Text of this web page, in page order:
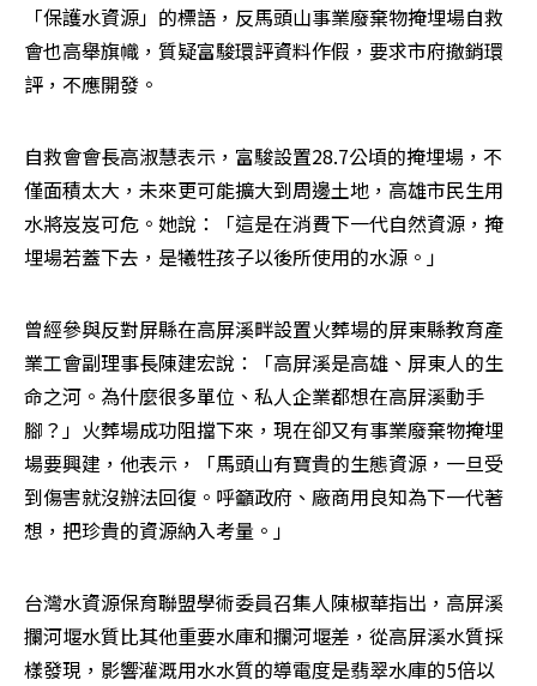
「保護水資源」的標語，反馬頭山事業廢棄物掩埋場自救
會也高舉旗幟，質疑富駿環評資料作假，要求市府撤銷環
評，不應開發。
自救會會長高淑慧表示，富駿設置28.7公頃的掩埋場，不
僅面積太大，未來更可能擴大到周邊土地，高雄市民生用
水將岌岌可危。她說：「這是在消費下一代自然資源，掩
埋場若蓋下去，是犧牲孩子以後所使用的水源。」
曾經參與反對屏縣在高屏溪畔設置火葬場的屏東縣教育產
業工會副理事長陳建宏說：「高屏溪是高雄、屏東人的生
命之河。為什麼很多單位、私人企業都想在高屏溪動手
腳？」火葬場成功阻擋下來，現在卻又有事業廢棄物掩埋
場要興建，他表示，「馬頭山有寶貴的生態資源，一旦受
到傷害就沒辦法回復。呼籲政府、廠商用良知為下一代著
想，把珍貴的資源納入考量。」
台灣水資源保育聯盟學術委員召集人陳椒華指出，高屏溪
攔河堰水質比其他重要水庫和攔河堰差，從高屏溪水質採
樣發現，影響灌溉用水水質的導電度是翡翠水庫的5倍以